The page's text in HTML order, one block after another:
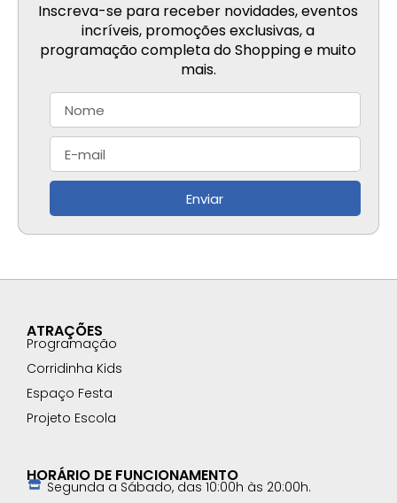
Inscreva-se para receber novidades, eventos
incríveis, promoções exclusivas, a
programação completa do Shopping e muito
mais.
Enviar
ATRAÇÕES
Programação
Corridinha Kids
Espaço Festa
Projeto Escola
HORÁRIO DE FUNCIONAMENTO
Segunda a Sábado, das 10:00h às 20:00h.